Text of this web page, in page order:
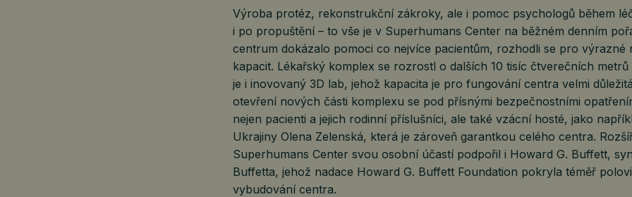
Výroba protéz, rekonstrukční zákroky, ale i pomoc psychologů během
i po propuštění – to vše je v Superhumans Center na běžném denním
centrum dokázalo pomoci co nejvíce pacientům, rozhodli se pro výrazné
kapacit. Lékařský komplex se rozrostl o dalších 10 tisíc čtverečních
je i inovovaný 3D lab, jehož kapacita je pro fungování centra velmi
otevření nových části komplexu se pod přísnými bezpečnostními
nejen pacienti a jejich rodinní příslušníci, ale také vzácní hosté, jako
Ukrajiny Olena Zelenská, která je zároveň garantkou celého centra.
Superhumans Center svou osobní účastí podpořil i Howard G. Buffett,
Buffetta, jehož nadace Howard G. Buffett Foundation pokryla téměř
vybudování centra.